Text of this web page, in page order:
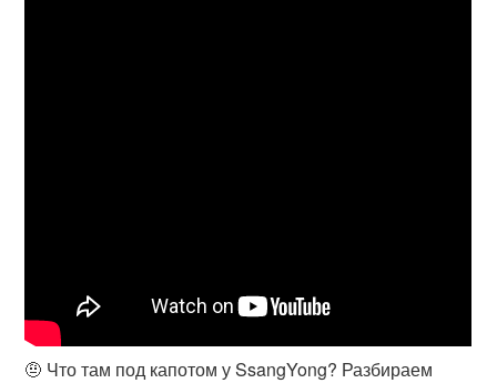
🤨 Что там под капотом у SsangYong? Разбираем